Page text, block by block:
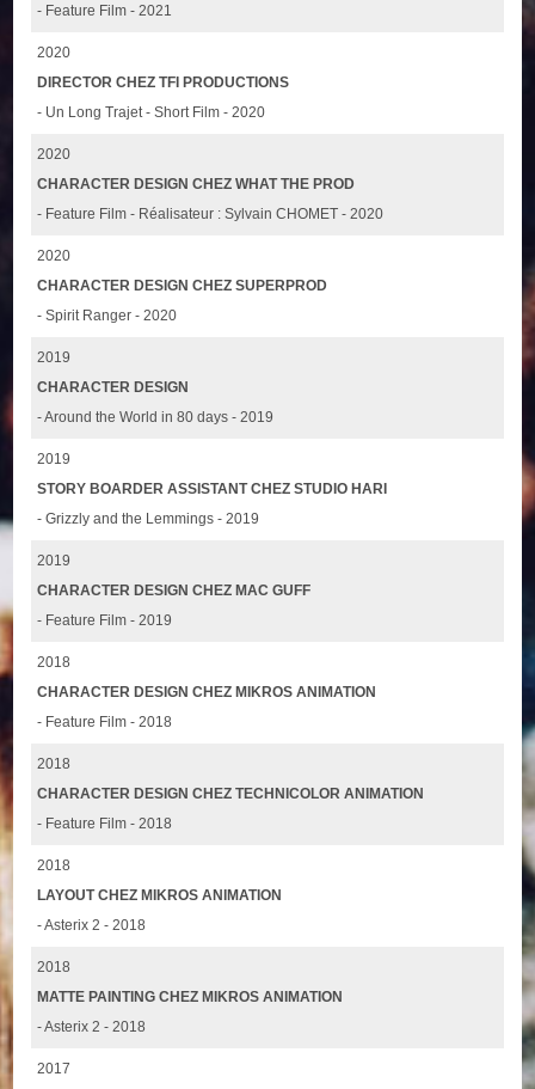
- Feature Film - 2021
2020
DIRECTOR CHEZ TFI PRODUCTIONS
- Un Long Trajet - Short Film - 2020
2020
CHARACTER DESIGN CHEZ WHAT THE PROD
- Feature Film - Réalisateur : Sylvain CHOMET - 2020
2020
CHARACTER DESIGN CHEZ SUPERPROD
- Spirit Ranger - 2020
2019
CHARACTER DESIGN
- Around the World in 80 days - 2019
2019
STORY BOARDER ASSISTANT CHEZ STUDIO HARI
- Grizzly and the Lemmings - 2019
2019
CHARACTER DESIGN CHEZ MAC GUFF
- Feature Film - 2019
2018
CHARACTER DESIGN CHEZ MIKROS ANIMATION
- Feature Film - 2018
2018
CHARACTER DESIGN CHEZ TECHNICOLOR ANIMATION
- Feature Film - 2018
2018
LAYOUT CHEZ MIKROS ANIMATION
- Asterix 2 - 2018
2018
MATTE PAINTING CHEZ MIKROS ANIMATION
- Asterix 2 - 2018
2017